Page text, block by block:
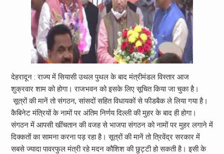
देहरादून : राज्य में सियासी उथल पुथल के बाद मंत्रीमंडल विस्तार आज
शुक्रवार शाम को होगा। राजभवन को इसके लिए सूचित किया जा चुका है।
सूत्रों की मानें तो संगठन, सांसदों सहित विधायकों से फीडबैक ले लिया गया है।
कैबिनेट मंत्रियों के नामों पर अंतिम निर्णय दिल्ली की मुहर के बाद ही होगा।
संगठन में आपसी खींचतान की वजह से भाजपा संगठन को नामों पर मुहर लगाने में
दिक्कतों का सामना करना पड़ रहा है। सूत्रों की मानें तो त्रिवेंद्र सरकार में
सबसे ज्यादा पावरफुल मंत्री रहे मदन कौशिश की छुट्टी हो सकती है। इसी के